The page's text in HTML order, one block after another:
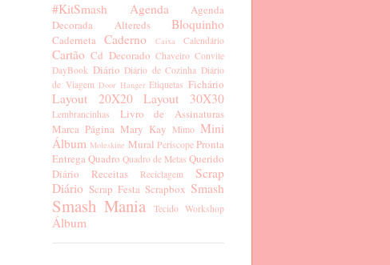
#KitSmash Agenda
Agenda
Decorada
Altereds Bloquinho
Caderneta Caderno Caixa Calendário
Cartão Cd Decorado Chaveiro Convite
DayBook Diário Diário de Cozinha Diário
de Viagem Door Hanger Etiquetas Fichário
Layout 20X20 Layout 30X30
Lembrancinhas
Livro de Assinaturas
Marca Página Mary Kay Mimo Mini
Álbum Moleskine Mural Periscope Pronta
EntregaQuadro Quadro de Metas Querido
Diário
Receitas Reciclagem
Scrap
Diário Scrap Festa Scrapbox Smash
Smash Mania Tecido Workshop
Álbum